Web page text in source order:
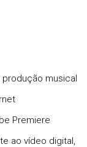
musical
Premiere
ao vídeo digital,